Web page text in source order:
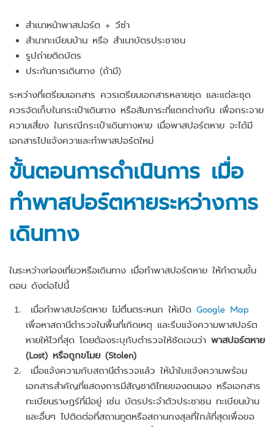
สำเนาหน้าพาสปอร์ต + วีซ่า
สำนาทะเบียนบ้าน หรือ สำเนาบัตรประชาชน
รูปถ่ายติดบัตร
ประกันการเดินทาง (ถ้ามี)
ระหว่างที่เตรียมเอกสาร ควรเตรียมเอกสารหลายชุด และแต่ละชุด
ควรจัดเก็บในกระเป๋าเดินทาง หรือสัมภาระที่แตกต่างกัน เพื่อกระจาย
ความเสี่ยง ในกรณีกระเป๋าเดินทางหาย เมื่อพาสปอร์ตหาย จะได้มี
เอกสารไปแจ้งควาและทำพาสปอร์ตใหม่
ขั้นตอนการดำเนินการ เมื่อ
ทำพาสปอร์ตหายระหว่างการ
เดินทาง
ในระหว่างท่องเที่ยวหรือเดินทาง เมื่อทำพาสปอร์ตหาย ให้ทำตามขั้น
ตอน ดังต่อไปนี้
เมื่อทำพาสปอร์ตหาย ไม่ตื่นตระหนก ให้เปิด Google Map
เพื่อหาสถานีตำรวจในพื้นที่เกิดเหตุ และรีบแจ้งความพาสปอร์ต
หายให้ไวที่สุด โดยต้องระบุกับตำรวจให้ชัดเจนว่า พาสปอร์ตหาย
(Lost) หรือถูกขโมย (Stolen)
เมื่อแจ้งความกับสถานีตำรวจแล้ว ให้นำใบแจ้งความพร้อม
เอกสารสำคัญที่แสดงการมีสัญชาติไทยของตนเอง หรือเอกสาร
ทะเบียนราษฎร์ที่มีอยู่ เช่น บัตรประจำตัวประชาชน ทะเบียนบ้าน
และอื่นๆ ไปติดต่อที่สถานทูตหรือสถานกงสุลที่ใกล้ที่สุดเพื่อขอ